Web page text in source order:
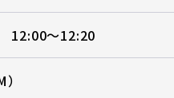
12:00〜12:20